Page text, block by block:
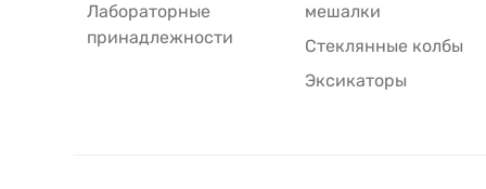
Лабораторные
принадлежности
мешалки
Стеклянные колбы
Эксикаторы